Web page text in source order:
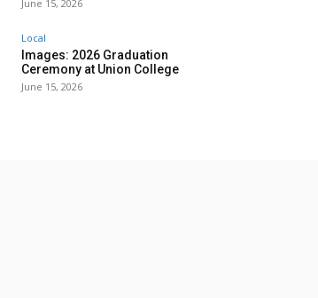
June 15, 2026
Local
Images: 2026 Graduation
Ceremony at Union College
June 15, 2026